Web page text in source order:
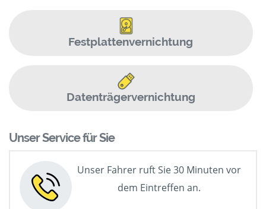
Festplattenvernichtung
Datenträgervernichtung
Unser Service für Sie
Unser Fahrer ruft Sie 30 Minuten vor
dem Eintreffen an.